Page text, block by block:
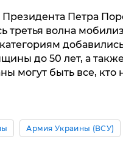
Президента Петра
третья волна
до 50 лет, а
могут быть все,
Армия Украины (ВСУ)